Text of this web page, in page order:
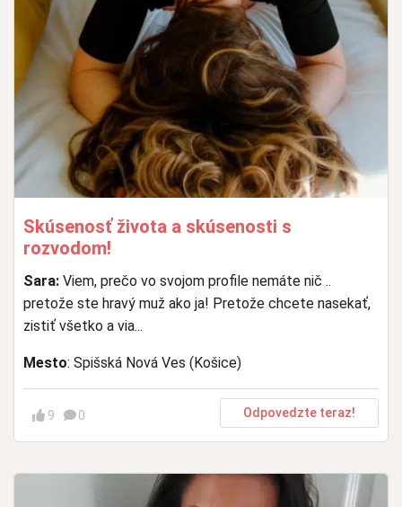
Skúsenosť života a skúsenosti s
rozvodom!
Sara: Viem, prečo vo svojom profile nemáte nič ..
pretože ste hravý muž ako ja! Pretože chcete nasekať,
zistiť všetko a via...
Mesto: Spišská Nová Ves (Košice)
9 0 Odpovedzte teraz!